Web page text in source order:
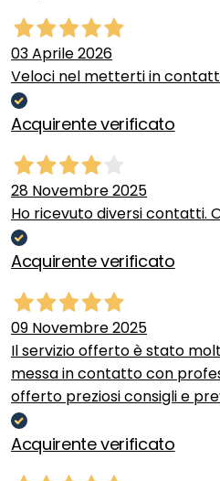
03 Aprile 2026
Veloci nel metterti in
Acquirente verificato
28 Novembre 2025
Ho ricevuto diversi contatti.
Acquirente verificato
09 Novembre 2025
Il servizio offerto è stato
messa in contatto con
offerto preziosi consigli e
Acquirente verificato